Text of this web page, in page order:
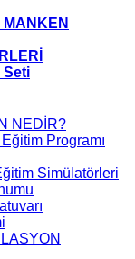
Seti
NEDİR?
Programı
Simülatörleri